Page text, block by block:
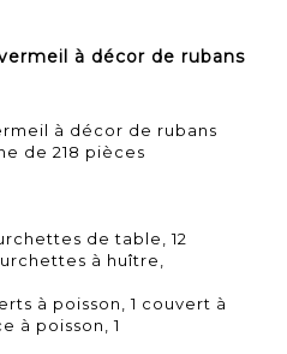
à décor de rubans
à décor de rubans
de 218 pièces
de table, 12
à huître,
à poisson, 1 couvert à
à poisson, 1